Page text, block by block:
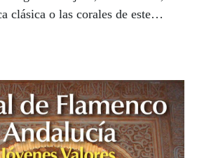
clásica o las corales de este
Bienal en la que desde
preparando con esmero desde
Las entradas son gratuitas
a partir del próximo 5 de